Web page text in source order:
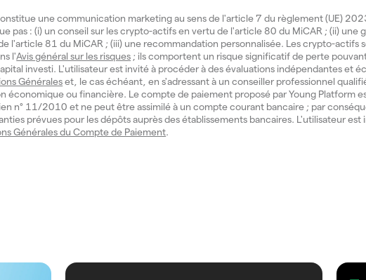
une communication marketing au sens de l'article 7 du règlement (UE)
pas : (i) un conseil sur les crypto-actifs en vertu de l'article 80 du MiCAR ; (ii) une
l'article 81 du MiCAR ; (iii) une recommandation personnalisée. Les crypto-actifs
l'Avis général sur les risques ; ils comportent un risque significatif de perte
investi. L'utilisateur est invité à procéder à des évaluations indépendantes et
Généraleset, le cas échéant, en s'adressant à un conseiller professionnel
économique ou financière. Le compte de paiement proposé par Young Platform
n° 11/2010 et ne peut être assimilé à un compte courant bancaire ; par
prévues pour les dépôts auprès des établissements bancaires. L'utilisateur est
Générales du Compte de Paiement.